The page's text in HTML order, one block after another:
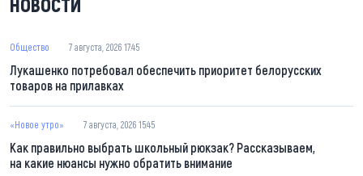
НОВОСТИ
Общество 7 августа, 2026 17:45
Лукашенко потребовал обеспечить приоритет белорусских
товаров на прилавках
«Новое утро» 7 августа, 2026 15:45
Как правильно выбрать школьный рюкзак? Рассказываем,
на какие нюансы нужно обратить внимание